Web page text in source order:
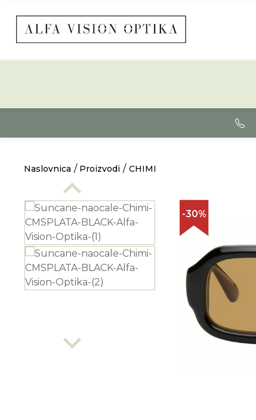
Naslovnica Proizvodi CHIMI
-30%